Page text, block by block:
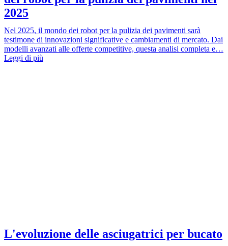
2025
Nel 2025, il mondo dei robot per la pulizia dei pavimenti sarà
testimone di innovazioni significative e cambiamenti di mercato. Dai
modelli avanzati alle offerte competitive, questa analisi completa e…
Leggi di più
L'evoluzione delle asciugatrici per bucato